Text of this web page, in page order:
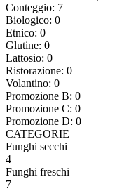
Conteggio: 7
Biologico: 0
Etnico: 0
Glutine: 0
Lattosio: 0
Ristorazione: 0
Volantino: 0
Promozione B: 0
Promozione C: 0
Promozione D: 0
CATEGORIE
Funghi secchi
4
Funghi freschi
7